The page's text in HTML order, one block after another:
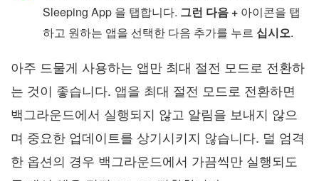
Sleeping App 을 탭합니다. 그런 다음 + 아이콘을 탭
하고 원하는 앱을 선택한 다음 추가를 누르 십시오.
아주 드물게 사용하는 앱만 최대 절전 모드로 전환하
는 것이 좋습니다. 앱을 최대 절전 모드로 전환하면
백그라운드에서 실행되지 않고 알림을 보내지 않으
며 중요한 업데이트를 상기시키지 않습니다. 덜 엄격
한 옵션의 경우 백그라운드에서 가끔씩만 실행되도